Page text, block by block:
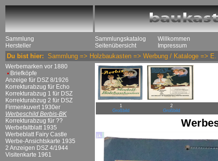
Sammlung
Hersteller
Sammlungskatalog
Seitenübersicht
Willkommen
Impressum
Du bist hier: Sammlung => Holzbaukasten => Werbung / Kataloge =>
Werbemarken vor 1880
Briefköpfe
Anzeige für DSZ 8/1926
Korrekturabzug für Echo
Korrekturabzug 1 für DSZ
Korrekturabzug 2 für DSZ
Firmenkuvert 1930er
Werbeschild Berbis-BK
Korrekturabzug für ??
Werbefaltblatt 1935
Werbeblatt Fairy Castle
Werbe-Ansichtskarte 1935
2 Anzeigen DSZ 4/1944
Visitenkarte 1961
1
Großbild
2
Großbild